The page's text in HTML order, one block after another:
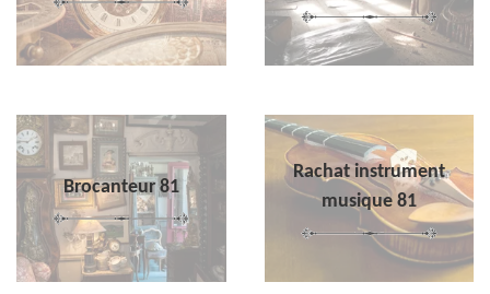
Brocanteur 81
Rachat instrument
musique 81